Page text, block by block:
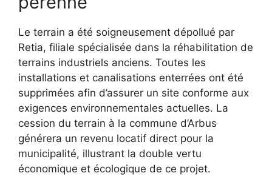
Le terrain a été soigneusement dépollué par
Retia, filiale spécialisée dans la réhabilitation de
terrains industriels anciens. Toutes les
installations et canalisations enterrées ont été
supprimées afin d’assurer un site conforme aux
exigences environnementales actuelles. La
cession du terrain à la commune d’Arbus
générera un revenu locatif direct pour la
municipalité, illustrant la double vertu
économique et écologique de ce projet.